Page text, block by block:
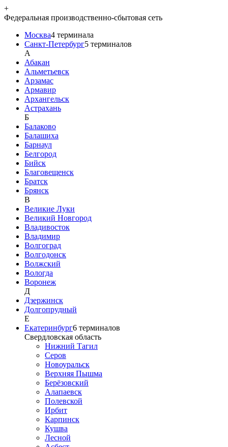
+
Федеральная производственно-сбытовая сеть
Москва4 терминала
Санкт-Петербург5 терминалов
A
Абакан
Альметьевск
Арзамас
Армавир
Архангельск
Астрахань
Б
Балаково
Балашиха
Барнаул
Белгород
Бийск
Благовещенск
Братск
Брянск
В
Великие Луки
Великий Новгород
Владивосток
Владимир
Волгоград
Волгодонск
Волжский
Вологда
Воронеж
Д
Дзержинск
Долгопрудный
Е
Екатеринбург6 терминалов
Свердловская область
Нижний Тагил
Серов
Новоуральск
Верхняя Пышма
Берёзовский
Алапаевск
Полевской
Ирбит
Карпинск
Кушва
Лесной